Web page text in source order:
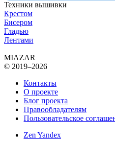
Техники вышивки
Крестом
Бисером
Гладью
Лентами
MIAZAR
© 2019–2026
Контакты
О проекте
Блог проекта
Правообладателям
Пользовательское
Zen Yandex